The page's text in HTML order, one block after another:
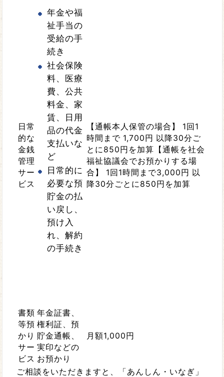
日常
的な
金銭
管理
サー
ビス
年金や福
祉手当の
受給の手
続き
社会保険
料、医療
費、公共
料金、家
賃、日用
品の代金
支払いな
ど
日常的に
必要な預
貯金の払
い戻し、
預け入
れ、解約
の手続き
【通帳本人保管の場合】 1回1
時間まで 1,700円 以降30分ご
とに850円を加算【通帳を社会
福祉協議会でお預かりする場
合】 1回1時間まで3,000円 以
降30分ごとに850円を加算
書類
等預
かり
サー
ビス
年金証書、
権利証、預
貯金通帳、
実印などの
お預かり
月額1,000円
ご相談をいただきますと、「あんしん・いなぎ」